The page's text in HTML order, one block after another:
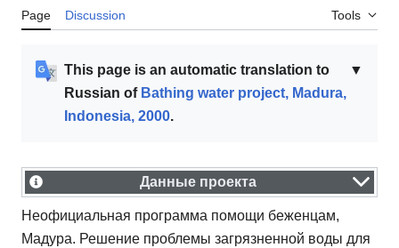
Page Discussion Tools
▼
This page is an automatic translation to
Russian of Bathing water project, Madura,
Indonesia, 2000.
Данные проекта
Неофициальная программа помощи беженцам,
Мадура. Решение проблемы загрязненной воды для